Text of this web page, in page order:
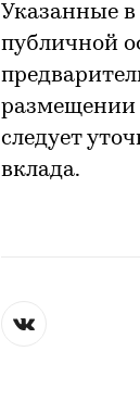
Указанные в
публичной
размещении
следует
вклада.